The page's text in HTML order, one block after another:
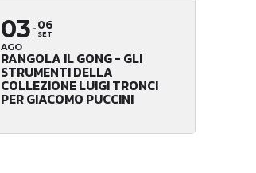
03
AGO
06
SET
RANGOLA IL GONG - GLI
STRUMENTI DELLA
COLLEZIONE LUIGI TRONCI
PER GIACOMO PUCCINI